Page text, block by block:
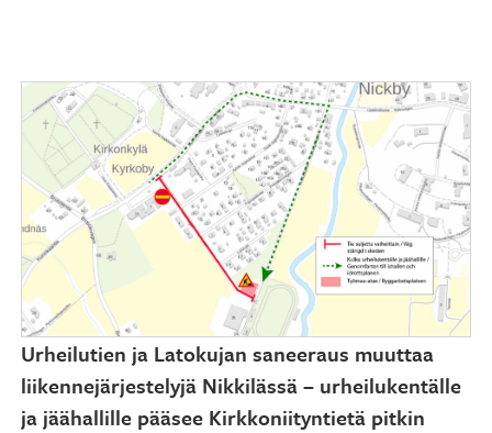
Urheilutien ja Latokujan saneeraus muuttaa
liikennejärjestelyjä Nikkilässä – urheilukentälle
ja jäähallille pääsee Kirkkoniityntietä pitkin